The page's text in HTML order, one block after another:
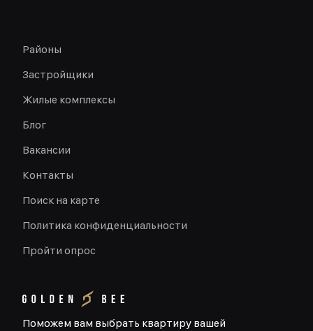
Поможем вам выбрать квартиру вашей
Районы
Застройщики
Жилые комплексы
Блог
Вакансии
Контакты
Поиск на карте
Политика конфиденциальности
Пройти опрос